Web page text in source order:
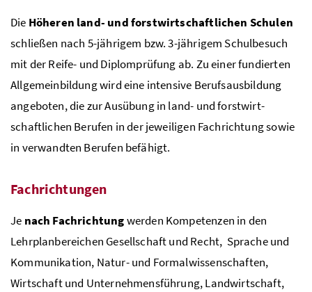
Die Höheren land- und forstwirtschaftlichen Schulen
schließen nach 5-jährigem bzw. 3-jährigem Schulbesuch
mit der Reife- und Diplomprüfung ab. Zu einer fundierten
Allgemeinbil­dung wird eine intensive Berufsausbildung
angeboten, die zur Aus­übung in land- und forstwirt­
schaftlichen Berufen in der je­weiligen Fachrichtung sowie
in verwandten Berufen befähigt.
Fachrichtungen
Je nach Fachrichtungwerden Kompe­tenzen in den
Lehrplanbereichen Gesellschaft und Recht, Sprache und
Kommunikation, Na­tur- und Formalwissenschaften,
Wirtschaft und Unter­nehmensführung, Landwirtschaft,